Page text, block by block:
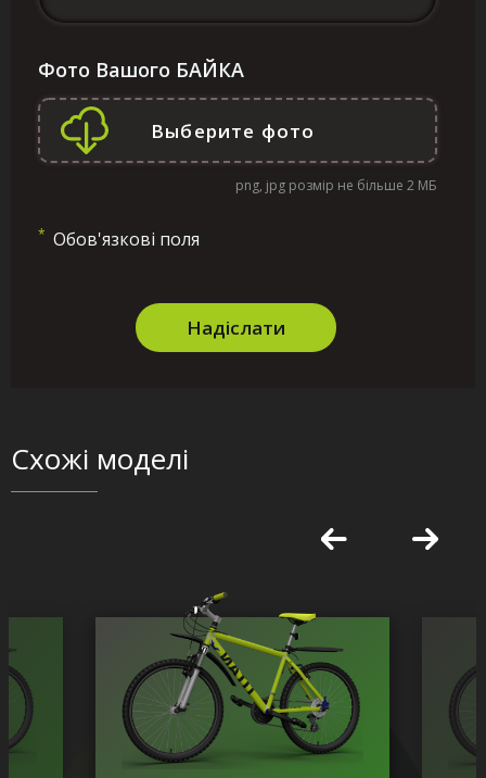
Фото Вашого БАЙКА
png, jpg розмір не більше 2 МБ
* Обов'язкові поля
Надіслати
Схожі моделі